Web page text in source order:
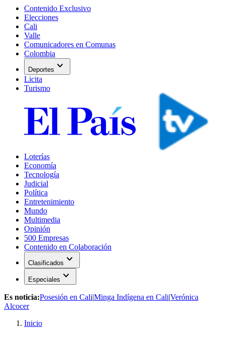
Contenido Exclusivo
Elecciones
Cali
Valle
Comunicadores en Comunas
Colombia
Deportes expand_more
Licita
Turismo
Loterías
Economía
Tecnología
Judicial
Política
Entretenimiento
Mundo
Multimedia
Opinión
500 Empresas
Contenido en Colaboración
Clasificados expand_more
Especiales expand_more
Es noticia:Posesión en Cali|Minga Indígena en Cali|Verónica
Alcocer
Inicio